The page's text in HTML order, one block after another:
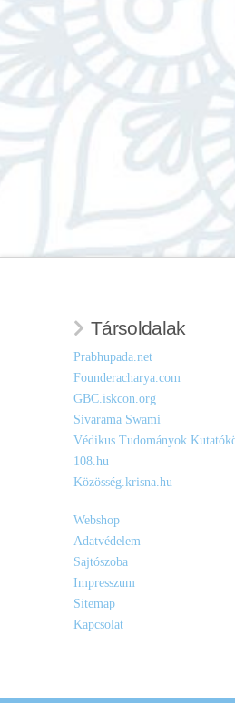
Társoldalak
Prabhupada.net
Founderacharya.com
GBC.iskcon.org
Sivarama Swami
Védikus Tudományok
108.hu
Közösség.krisna.hu
Webshop
Adatvédelem
Sajtószoba
Impresszum
Sitemap
Kapcsolat